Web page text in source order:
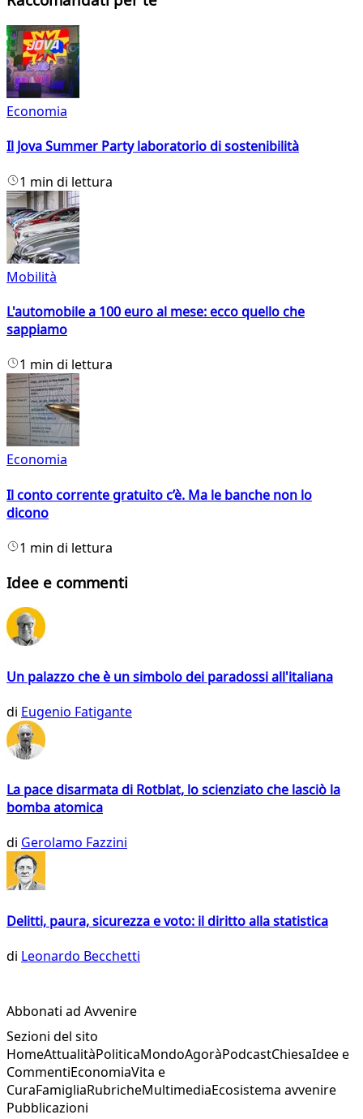
Economia
Il Jova Summer Party laboratorio di sostenibilità
1 min di lettura
Mobilità
L'automobile a 100 euro al mese: ecco quello che
sappiamo
1 min di lettura
Economia
Il conto corrente gratuito c’è. Ma le banche non lo
dicono
1 min di lettura
Idee e commenti
Un palazzo che è un simbolo dei paradossi all'italiana
di Eugenio Fatigante
La pace disarmata di Rotblat, lo scienziato che lasciò la
bomba atomica
di Gerolamo Fazzini
Delitti, paura, sicurezza e voto: il diritto alla statistica
di Leonardo Becchetti
Abbonati ad Avvenire
Sezioni del sito
HomeAttualitàPoliticaMondoAgoràPodcastChiesaIdee e
CommentiEconomiaVita e
CuraFamigliaRubricheMultimediaEcosistema avvenire
Pubblicazioni